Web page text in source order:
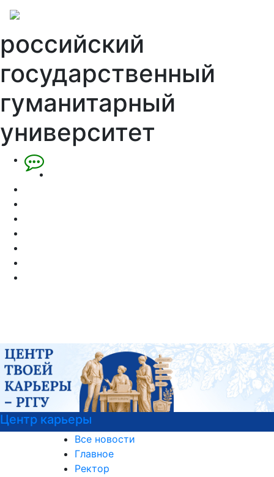
российский
государственный
гуманитарный
университет
Центр карьеры
Все новости
Главное
Ректор